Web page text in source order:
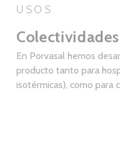
USOS
Colectividades
En Porvasal hemos
producto tanto para
isotérmicas), como para